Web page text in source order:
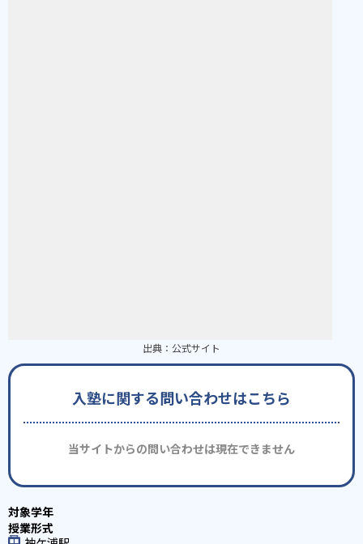
出典： 公式サイト
入塾に関する問い合わせはこちら
当サイトからの問い合わせは現在できません